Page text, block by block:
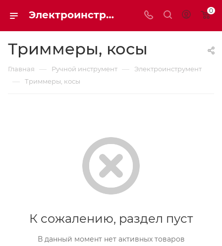
Электроинструмент | MAXIM-STROY | Москва 0
Триммеры, косы
Главная — Ручной инструмент — Электроинструмент
— Триммеры, косы
К сожалению, раздел пуст
В данный момент нет активных товаров